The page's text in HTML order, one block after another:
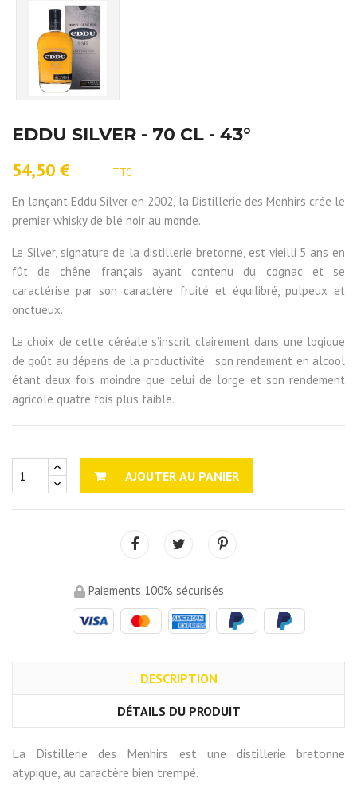
EDDU SILVER - 70 CL - 43°
54,50 € TTC
En lançant Eddu Silver en 2002, la Distillerie des Menhirs crée le
premier whisky de blé noir au monde.
Le Silver, signature de la distillerie bretonne, est vieilli 5 ans en
fût de chêne français ayant contenu du cognac et se
caractérise par son caractère fruité et équilibré, pulpeux et
onctueux.
Le choix de cette céréale s’inscrit clairement dans une logique
de goût au dépens de la productivité : son rendement en alcool
étant deux fois moindre que celui de l’orge et son rendement
agricole quatre fois plus faible.
AJOUTER AU PANIER
Paiements 100% sécurisés
DESCRIPTION
DÉTAILS DU PRODUIT
La Distillerie des Menhirs est une distillerie bretonne
atypique, au caractère bien trempé.